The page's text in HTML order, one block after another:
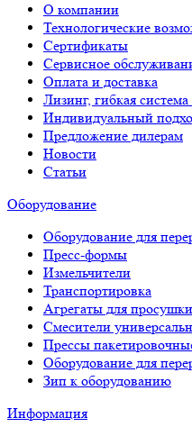
О компании
Технологические
Сертификаты
Сервисное
Оплата и доставка
Лизинг, гибкая
Индивидуальный
Предложение дилерам
Новости
Статьи
Оборудование
Оборудование для
Пресс-формы
Измельчители
Транспортировка
Агрегаты для
Смесители
Прессы
Оборудование для
Зип к оборудованию
Информация